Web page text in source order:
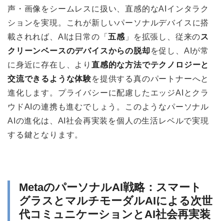
声・画像をシームレスに扱い、直感的なAIインタラク
ションを実現。これが新しいパーソナルデバイスに搭
載されれば、AIは日常の「 五感 」を拡張し、従来のス
クリーンベースのデバイスからの脱却を促し、AIが常
に身近に存在し、より 直感的な方法でテクノロジーと
交流できるような体験を提供する真のパートナーへと
進化します。プライバシーに配慮したエッジAIとクラ
ウドAIの連携も進むでしょう。このようなパーソナル
AIの進化は、AI社会再実装を個人の生活レベルで実現
する鍵となります。
MetaのパーソナルAI戦略：スマート
グラスとマルチモーダルAIによる次世
代コミュニケーションとAI社会再実装